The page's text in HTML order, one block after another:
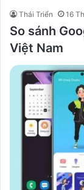
Thái Triển 16
So sánh
Việt Nam